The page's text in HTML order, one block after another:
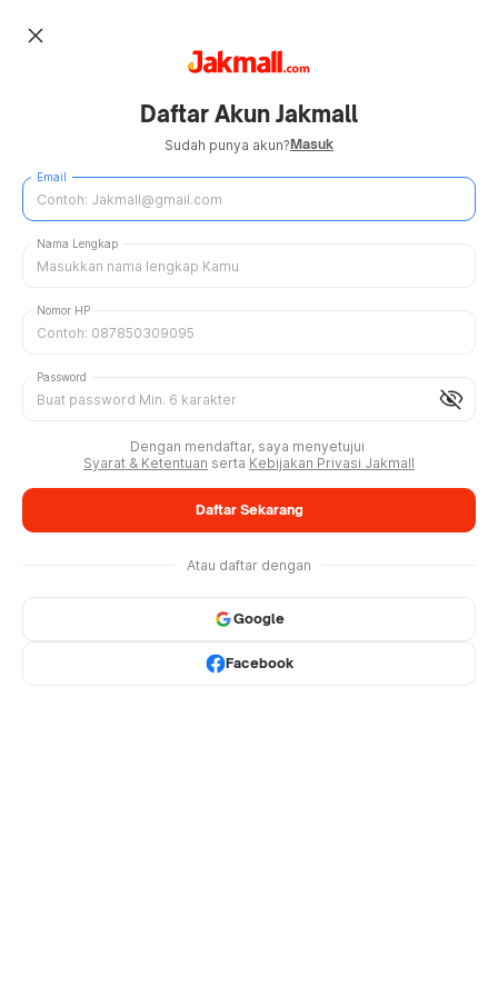
close
Daftar Akun Jakmall
Sudah punya akun?Masuk
Email
Nama Lengkap
Nomor HP
visibility_off
Password
Dengan mendaftar, saya menyetujui
Syarat & Ketentuan serta Kebijakan Privasi Jakmall
Daftar Sekarang
Atau daftar dengan
Google
Facebook